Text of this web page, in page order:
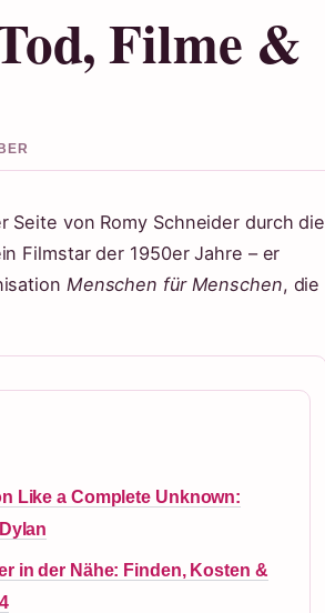
Filme &
von Romy Schneider durch die
Filmstar der 1950er Jahre – er
Menschen für Menschen, die
Like a Complete Unknown:
in der Nähe: Finden, Kosten &